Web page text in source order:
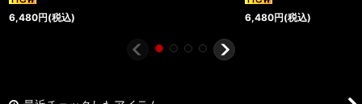
6,480円(税込) 6,480円(税込)